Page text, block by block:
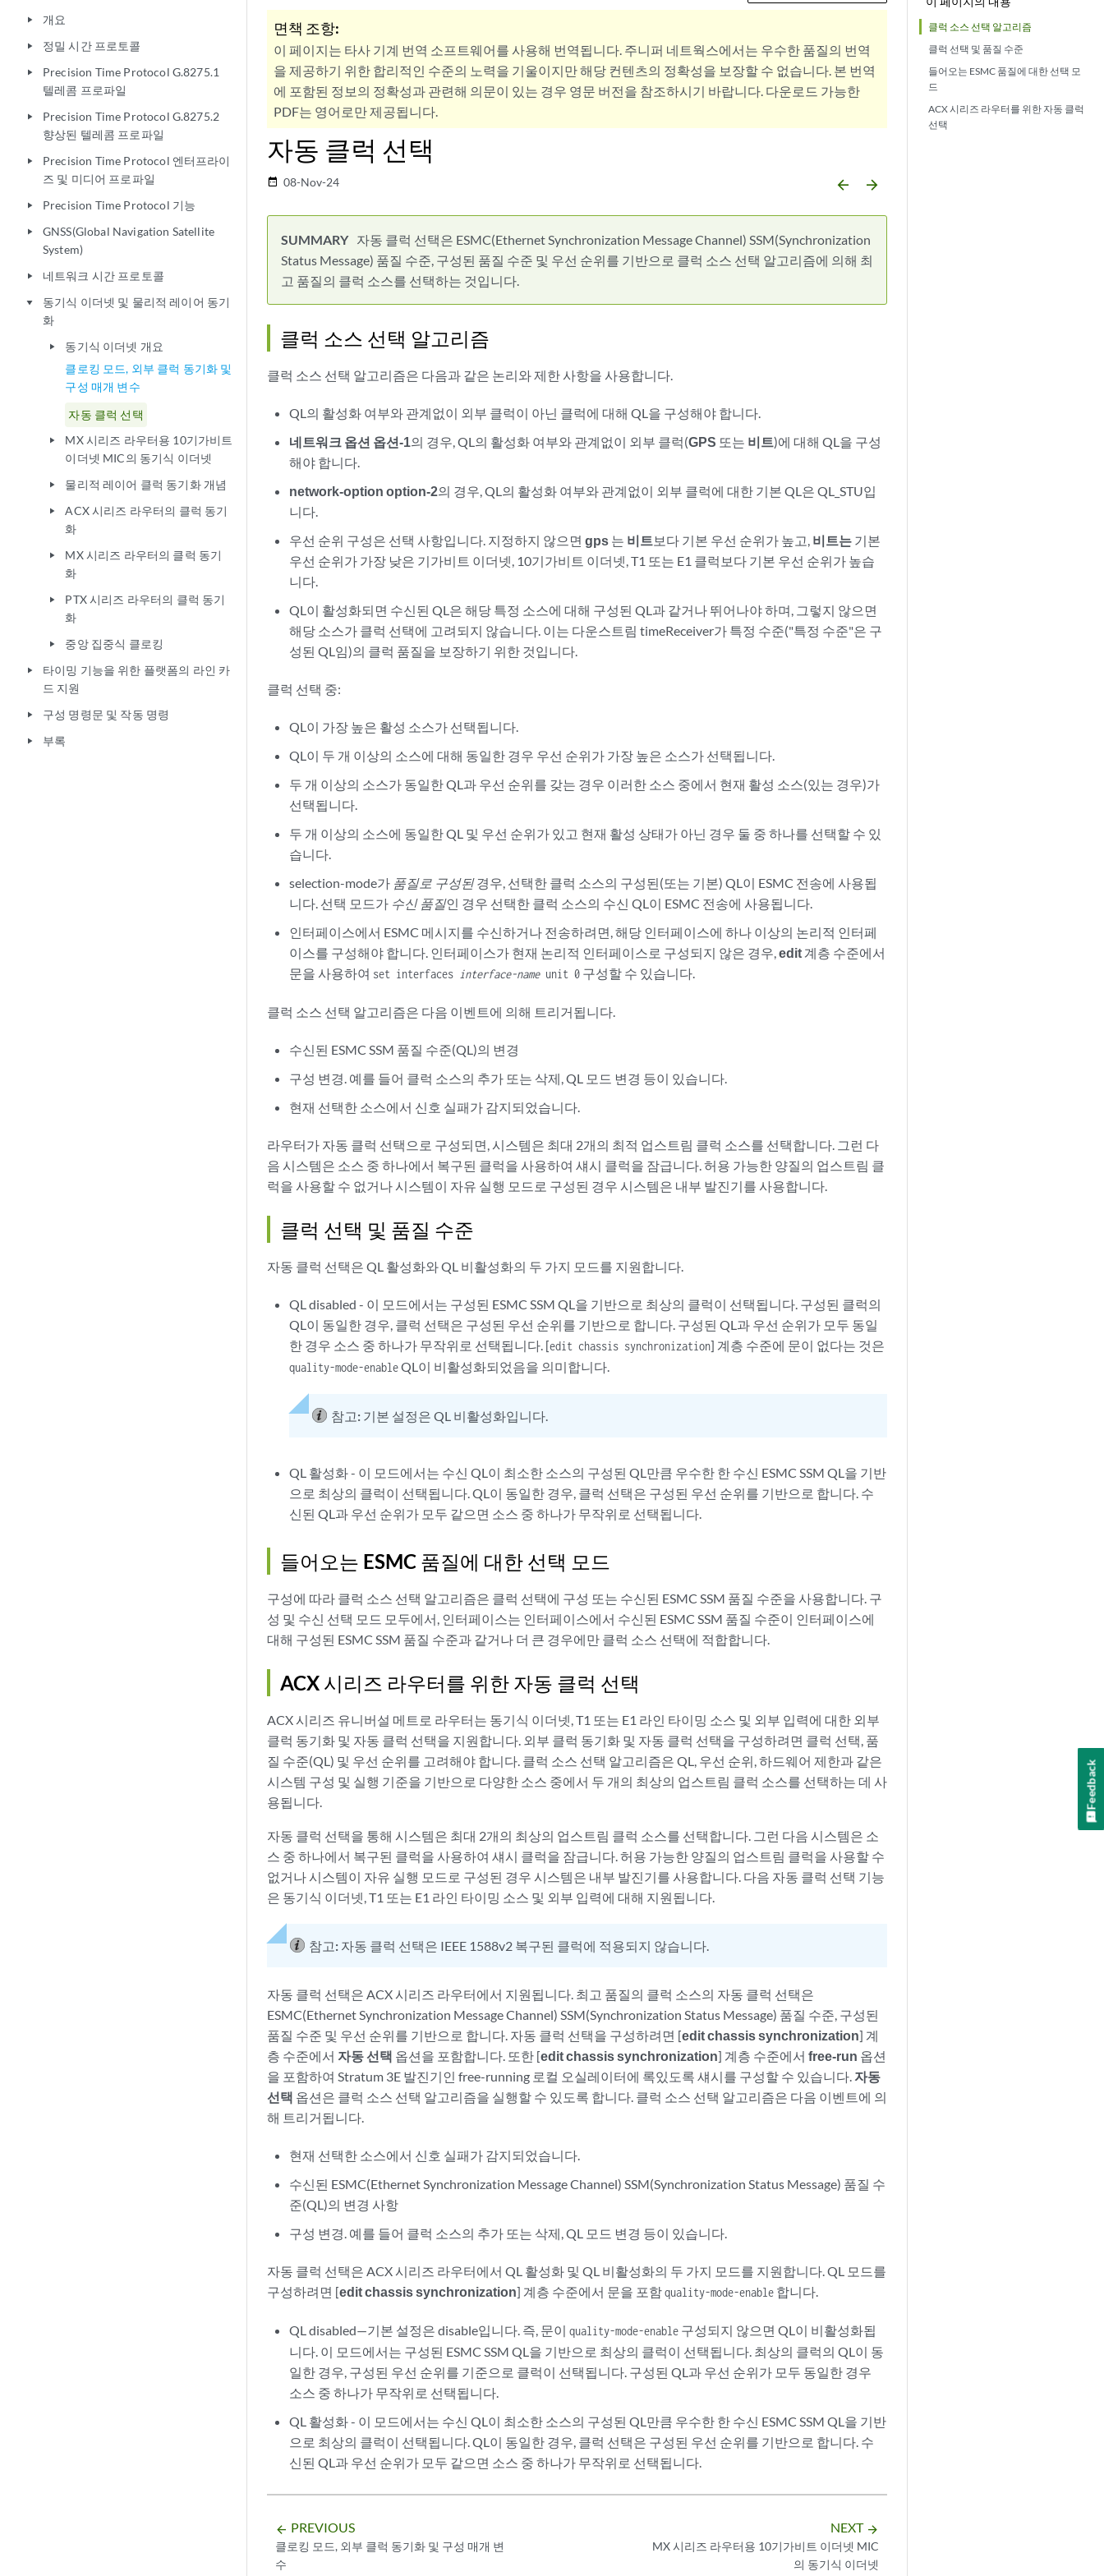
play_arrow 개요
play_arrow 정밀 시간 프로토콜
play_arrow
Precision Time Protocol G.8275.1
텔레콤 프로파일
play_arrow
Precision Time Protocol G.8275.2
향상된 텔레콤 프로파일
play_arrow
Precision Time Protocol 엔터프라이
즈 및 미디어 프로파일
play_arrow Precision Time Protocol 기능
play_arrow
GNSS(Global Navigation Satellite
System)
play_arrow 네트워크 시간 프로토콜
play_arrow
동기식 이더넷 및 물리적 레이어 동기
화
play_arrow
동기식 이더넷 개요
클로킹 모드, 외부 클럭 동기화 및
구성 매개 변수
자동 클럭 선택
play_arrow
MX 시리즈 라우터용 10기가비트
이더넷 MIC의 동기식 이더넷
play_arrow 물리적 레이어 클럭 동기화 개념
play_arrow
ACX 시리즈 라우터의 클럭 동기
화
play_arrow
MX 시리즈 라우터의 클럭 동기
화
play_arrow
PTX 시리즈 라우터의 클럭 동기
화
play_arrow 중앙 집중식 클로킹
play_arrow
타이밍 기능을 위한 플랫폼의 라인 카
드 지원
play_arrow 구성 명령문 및 작동 명령
play_arrow 부록
클럭 소스 선택 알고리즘
클럭 선택 및 품질 수준
들어오는 ESMC 품질에 대한 선택 모
드
ACX 시리즈 라우터를 위한 자동 클럭
선택
면책 조항:
이 페이지는 타사 기계 번역 소프트웨어를 사용해 번역됩니다. 주니퍼 네트웍스에서는 우수한 품질의 번역
을 제공하기 위한 합리적인 수준의 노력을 기울이지만 해당 컨텐츠의 정확성을 보장할 수 없습니다. 본 번역
에 포함된 정보의 정확성과 관련해 의문이 있는 경우 영문 버전을 참조하시기 바랍니다. 다운로드 가능한
PDF는 영어로만 제공됩니다.
자동 클럭 선택
date_range 08-Nov-24 arrow_backward arrow_forward
자동 클럭 선택은 ESMC(Ethernet Synchronization Message Channel) SSM(Synchronization
Status Message) 품질 수준, 구성된 품질 수준 및 우선 순위를 기반으로 클럭 소스 선택 알고리즘에 의해 최
고 품질의 클럭 소스를 선택하는 것입니다.
클럭 소스 선택 알고리즘
클럭 소스 선택 알고리즘은 다음과 같은 논리와 제한 사항을 사용합니다.
QL의 활성화 여부와 관계없이 외부 클럭이 아닌 클럭에 대해 QL을 구성해야 합니다.
네트워크 옵션 옵션-1의 경우, QL의 활성화 여부와 관계없이 외부 클럭(GPS 또는 비트)에 대해 QL을 구성
해야 합니다.
network-option option-2의 경우, QL의 활성화 여부와 관계없이 외부 클럭에 대한 기본 QL은 QL_STU입
니다.
우선 순위 구성은 선택 사항입니다. 지정하지 않으면gps 는 비트보다 기본 우선 순위가 높고, 비트는 기본
우선 순위가 가장 낮은 기가비트 이더넷, 10기가비트 이더넷, T1 또는 E1 클럭보다 기본 우선 순위가 높습
니다.
QL이 활성화되면 수신된 QL은 해당 특정 소스에 대해 구성된 QL과 같거나 뛰어나야 하며, 그렇지 않으면
해당 소스가 클럭 선택에 고려되지 않습니다. 이는 다운스트림 timeReceiver가 특정 수준("특정 수준"은 구
성된 QL임)의 클럭 품질을 보장하기 위한 것입니다.
클럭 선택 중:
QL이 가장 높은 활성 소스가 선택됩니다.
QL이 두 개 이상의 소스에 대해 동일한 경우 우선 순위가 가장 높은 소스가 선택됩니다.
두 개 이상의 소스가 동일한 QL과 우선 순위를 갖는 경우 이러한 소스 중에서 현재 활성 소스(있는 경우)가
선택됩니다.
두 개 이상의 소스에 동일한 QL 및 우선 순위가 있고 현재 활성 상태가 아닌 경우 둘 중 하나를 선택할 수 있
습니다.
selection-mode가 품질로 구성된경우, 선택한 클럭 소스의 구성된(또는 기본) QL이 ESMC 전송에 사용됩
니다. 선택 모드가 수신 품질인 경우 선택한 클럭 소스의 수신 QL이 ESMC 전송에 사용됩니다.
인터페이스에서 ESMC 메시지를 수신하거나 전송하려면, 해당 인터페이스에 하나 이상의 논리적 인터페
이스를 구성해야 합니다. 인터페이스가 현재 논리적 인터페이스로 구성되지 않은 경우,edit 계층 수준에서
문을 사용하여 set interfaces interface-nameunit 0 구성할 수 있습니다.
클럭 소스 선택 알고리즘은 다음 이벤트에 의해 트리거됩니다.
수신된 ESMC SSM 품질 수준(QL)의 변경
구성 변경. 예를 들어 클럭 소스의 추가 또는 삭제, QL 모드 변경 등이 있습니다.
현재 선택한 소스에서 신호 실패가 감지되었습니다.
라우터가 자동 클럭 선택으로 구성되면, 시스템은 최대 2개의 최적 업스트림 클럭 소스를 선택합니다. 그런 다
음 시스템은 소스 중 하나에서 복구된 클럭을 사용하여 섀시 클럭을 잠급니다. 허용 가능한 양질의 업스트림 클
럭을 사용할 수 없거나 시스템이 자유 실행 모드로 구성된 경우 시스템은 내부 발진기를 사용합니다.
클럭 선택 및 품질 수준
자동 클럭 선택은 QL 활성화와 QL 비활성화의 두 가지 모드를 지원합니다.
QL disabled - 이 모드에서는 구성된 ESMC SSM QL을 기반으로 최상의 클럭이 선택됩니다. 구성된 클럭의
QL이 동일한 경우, 클럭 선택은 구성된 우선 순위를 기반으로 합니다. 구성된 QL과 우선 순위가 모두 동일
한 경우 소스 중 하나가 무작위로 선택됩니다. [edit chassis synchronization] 계층 수준에 문이 없다는 것은
quality-mode-enableQL이 비활성화되었음을 의미합니다.
참고: 기본 설정은 QL 비활성화입니다.
QL 활성화 - 이 모드에서는 수신 QL이 최소한 소스의 구성된 QL만큼 우수한 한 수신 ESMC SSM QL을 기반
으로 최상의 클럭이 선택됩니다. QL이 동일한 경우, 클럭 선택은 구성된 우선 순위를 기반으로 합니다. 수
신된 QL과 우선 순위가 모두 같으면 소스 중 하나가 무작위로 선택됩니다.
들어오는 ESMC 품질에 대한 선택 모드
구성에 따라 클럭 소스 선택 알고리즘은 클럭 선택에 구성 또는 수신된 ESMC SSM 품질 수준을 사용합니다. 구
성 및 수신 선택 모드 모두에서, 인터페이스는 인터페이스에서 수신된 ESMC SSM 품질 수준이 인터페이스에
대해 구성된 ESMC SSM 품질 수준과 같거나 더 큰 경우에만 클럭 소스 선택에 적합합니다.
ACX 시리즈 라우터를 위한 자동 클럭 선택
ACX 시리즈 유니버설 메트로 라우터는 동기식 이더넷, T1 또는 E1 라인 타이밍 소스 및 외부 입력에 대한 외부
클럭 동기화 및 자동 클럭 선택을 지원합니다. 외부 클럭 동기화 및 자동 클럭 선택을 구성하려면 클럭 선택, 품
질 수준(QL) 및 우선 순위를 고려해야 합니다. 클럭 소스 선택 알고리즘은 QL, 우선 순위, 하드웨어 제한과 같은
시스템 구성 및 실행 기준을 기반으로 다양한 소스 중에서 두 개의 최상의 업스트림 클럭 소스를 선택하는 데 사
용됩니다.
자동 클럭 선택을 통해 시스템은 최대 2개의 최상의 업스트림 클럭 소스를 선택합니다. 그런 다음 시스템은 소
스 중 하나에서 복구된 클럭을 사용하여 섀시 클럭을 잠급니다. 허용 가능한 양질의 업스트림 클럭을 사용할 수
없거나 시스템이 자유 실행 모드로 구성된 경우 시스템은 내부 발진기를 사용합니다. 다음 자동 클럭 선택 기능
은 동기식 이더넷, T1 또는 E1 라인 타이밍 소스 및 외부 입력에 대해 지원됩니다.
참고: 자동 클럭 선택은 IEEE 1588v2 복구된 클럭에 적용되지 않습니다.
자동 클럭 선택은 ACX 시리즈 라우터에서 지원됩니다. 최고 품질의 클럭 소스의 자동 클럭 선택은
ESMC(Ethernet Synchronization Message Channel) SSM(Synchronization Status Message) 품질 수준, 구성된
품질 수준 및 우선 순위를 기반으로 합니다. 자동 클럭 선택을 구성하려면 [edit chassis synchronization] 계
층 수준에서 자동 선택 옵션을 포함합니다. 또한 [edit chassis synchronization] 계층 수준에서 free-run 옵션
을 포함하여 Stratum 3E 발진기인 free-running 로컬 오실레이터에 록있도록 섀시를 구성할 수 있습니다.자동
선택 옵션은 클럭 소스 선택 알고리즘을 실행할 수 있도록 합니다. 클럭 소스 선택 알고리즘은 다음 이벤트에 의
해 트리거됩니다.
현재 선택한 소스에서 신호 실패가 감지되었습니다.
수신된 ESMC(Ethernet Synchronization Message Channel) SSM(Synchronization Status Message) 품질 수
준(QL)의 변경 사항
구성 변경. 예를 들어 클럭 소스의 추가 또는 삭제, QL 모드 변경 등이 있습니다.
자동 클럭 선택은 ACX 시리즈 라우터에서 QL 활성화 및 QL 비활성화의 두 가지 모드를 지원합니다. QL 모드를
구성하려면 [edit chassis synchronization] 계층 수준에서 문을 포함quality-mode-enable 합니다.
QL disabled—기본 설정은 disable입니다. 즉, 문이quality-mode-enable 구성되지 않으면 QL이 비활성화됩
니다. 이 모드에서는 구성된 ESMC SSM QL을 기반으로 최상의 클럭이 선택됩니다. 최상의 클럭의 QL이 동
일한 경우, 구성된 우선 순위를 기준으로 클럭이 선택됩니다. 구성된 QL과 우선 순위가 모두 동일한 경우
소스 중 하나가 무작위로 선택됩니다.
QL 활성화 - 이 모드에서는 수신 QL이 최소한 소스의 구성된 QL만큼 우수한 한 수신 ESMC SSM QL을 기반
으로 최상의 클럭이 선택됩니다. QL이 동일한 경우, 클럭 선택은 구성된 우선 순위를 기반으로 합니다. 수
신된 QL과 우선 순위가 모두 같으면 소스 중 하나가 무작위로 선택됩니다.
arrow_backward PREVIOUS
클로킹 모드, 외부 클럭 동기화 및 구성 매개 변
수
NEXT arrow_forward
MX 시리즈 라우터용 10기가비트 이더넷 MIC
의 동기식 이더넷
Feedback